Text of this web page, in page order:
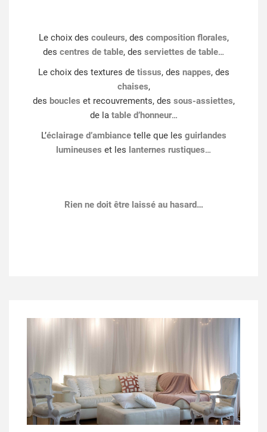
Le choix des couleurs, des composition florales,
des centres de table, des serviettes de table…
Le choix des textures de tissus, des nappes, des
chaises,
des boucles et recouvrements, des sous-assiettes,
de la table d’honneur…
L’éclairage d’ambiancetelle que les guirlandes
lumineuses et les lanternes rustiques…
Rien ne doit être laissé au hasard…